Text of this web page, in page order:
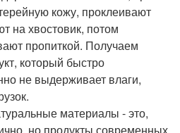
кожу, проклеивают
на хвостовик, потом
пропиткой. Получаем
который быстро
не выдерживает влаги,
материалы - это,